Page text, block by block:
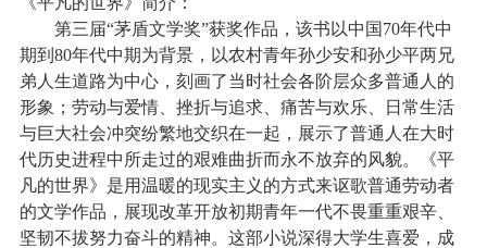
第三届“茅盾文学奖”获奖作品，该书以中国 70年代中
期到 80年代中期为背景，以农村青年孙少安和孙少平两兄
弟人生道路为中心，刻画了当时社会各阶层众多普通人的
形象；劳动与爱情、挫折与追求、痛苦与欢乐、日常生活
与巨大社会冲突纷繁地交织在一起，展示了普通人在大时
代历史进程中所走过的艰难曲折而永不放弃的风貌。《平
凡的世界》是用温暖的现实主义的方式来讴歌普通劳动者
的文学作品，展现改革开放初期青年一代不畏重重艰辛、
坚韧不拔努力奋斗的精神。这部小说深得大学生喜爱，成